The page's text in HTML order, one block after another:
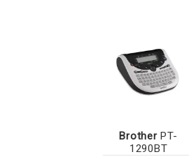
BrotherPT-
1290BT